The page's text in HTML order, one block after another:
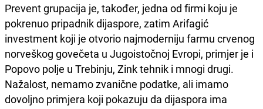
Prevent grupacija je, također, jedna od firmi koju je
pokrenuo pripadnik dijaspore, zatim Arifagić
investment koji je otvorio najmoderniju farmu crvenog
norveškog govečeta u Jugoistočnoj Evropi, primjer je i
Popovo polje u Trebinju, Zink tehnik i mnogi drugi.
Nažalost, nemamo zvanične podatke, ali imamo
dovoljno primjera koji pokazuju da dijaspora ima